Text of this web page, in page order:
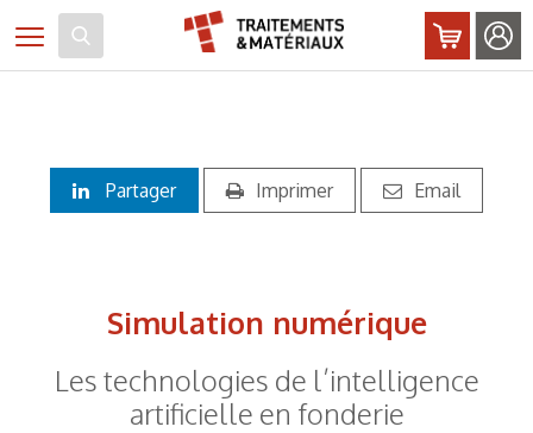
Toggle navigation
Partager Imprimer Email
Simulation numérique
Les technologies de l’intelligence
artificielle en fonderie
Panneau de gestion des cookies